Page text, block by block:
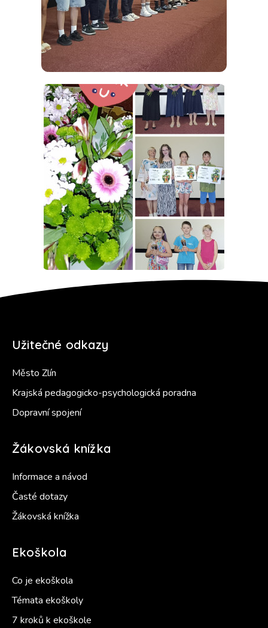
Užitečné odkazy
Město Zlín
Krajská pedagogicko-psychologická poradna
Dopravní spojení
Žákovská knížka
Informace a návod
Časté dotazy
Žákovská knížka
Ekoškola
Co je ekoškola
Témata ekoškoly
7 kroků k ekoškole